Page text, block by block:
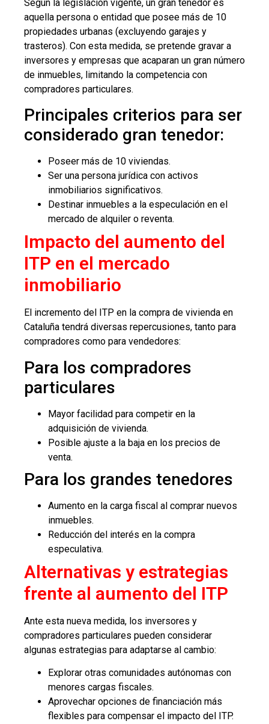
Según la legislación vigente, un gran tenedor es
aquella persona o entidad que posee más de 10
propiedades urbanas (excluyendo garajes y
trasteros). Con esta medida, se pretende gravar a
inversores y empresas que acaparan un gran número
de inmuebles, limitando la competencia con
compradores particulares.
Principales criterios para ser
considerado gran tenedor:
Poseer más de 10 viviendas.
Ser una persona jurídica con activos
inmobiliarios significativos.
Destinar inmuebles a la especulación en el
mercado de alquiler o reventa.
Impacto del aumento del
ITP en el mercado
inmobiliario
El incremento del ITP en la compra de vivienda en
Cataluña tendrá diversas repercusiones, tanto para
compradores como para vendedores:
Para los compradores
particulares
Mayor facilidad para competir en la
adquisición de vivienda.
Posible ajuste a la baja en los precios de
venta.
Para los grandes tenedores
Aumento en la carga fiscal al comprar nuevos
inmuebles.
Reducción del interés en la compra
especulativa.
Alternativas y estrategias
frente al aumento del ITP
Ante esta nueva medida, los inversores y
compradores particulares pueden considerar
algunas estrategias para adaptarse al cambio:
Explorar otras comunidades autónomas con
menores cargas fiscales.
Aprovechar opciones de financiación más
flexibles para compensar el impacto del ITP.